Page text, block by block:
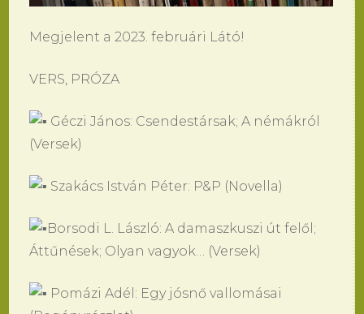
Megjelent a 2023. februári Látó!
VERS, PRÓZA
Géczi János: Csendestársak; A némákról
(Versek)
Szakács István Péter: P&P (Novella)
Borsodi L. László: A damaszkuszi út felől;
Áttűnések; Olyan vagyok… (Versek)
Pomázi Adél: Egy jósnő vallomásai